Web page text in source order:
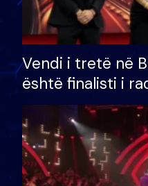
Vendi i tretë në
është finalisti i